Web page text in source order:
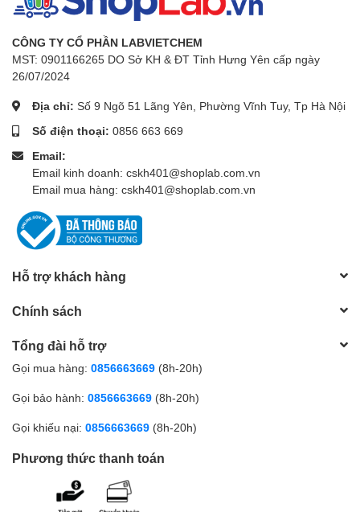
CÔNG TY CỔ PHẦN LABVIETCHEM
MST: 0901166265 DO Sở KH & ĐT Tỉnh Hưng Yên cấp ngày
26/07/2024
Địa chỉ: Số 9 Ngõ 51 Lãng Yên, Phường Vĩnh Tuy, Tp Hà Nội
Số điện thoại: 0856 663 669
Email:
Email kinh doanh: cskh401@shoplab.com.vn
Email mua hàng: cskh401@shoplab.com.vn
Hỗ trợ khách hàng
Chính sách
Tổng đài hỗ trợ
Gọi mua hàng: 0856663669 (8h-20h)
Gọi bảo hành: 0856663669 (8h-20h)
Gọi khiếu nại: 0856663669 (8h-20h)
Phương thức thanh toán